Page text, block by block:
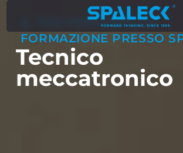
IL TUO PERCORSO DI
FORMAZIONE PRESSO
Tecnico
meccatronico